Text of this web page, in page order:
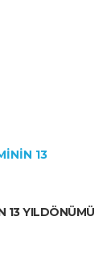
13 YILDÖNÜMÜ